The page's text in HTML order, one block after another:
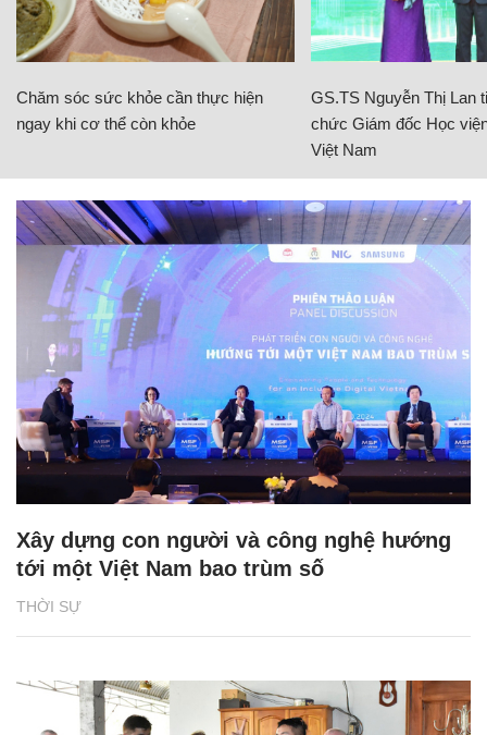
Chăm sóc sức khỏe cần thực hiện
ngay khi cơ thể còn khỏe
GS.TS Nguyễn Thị Lan
chức Giám đốc Học
Việt Nam
THỜI SỰ
Xây dựng con người và công nghệ hướng
tới một Việt Nam bao trùm số